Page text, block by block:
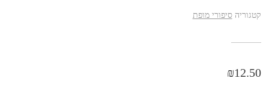
קטגוריה סיפורי מופת
₪12.50